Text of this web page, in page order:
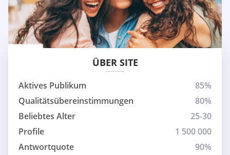
ÜBER SITE
Aktives Publikum
85%
Qualitätsübereinstimmungen
80%
Beliebtes Alter
25-30
Profile
1 500 000
Antwortquote
90%